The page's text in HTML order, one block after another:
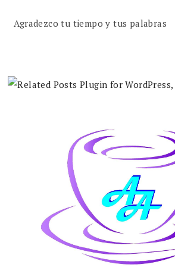
Agradezco tu tiempo y tus palabras